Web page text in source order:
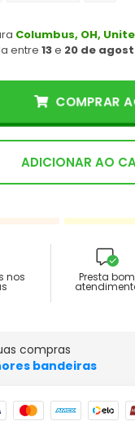
Columbus, OH,
entre 13e 20 de
ADICIONAR AO
COMPRAR
nos Presta bom
compras
bandeiras